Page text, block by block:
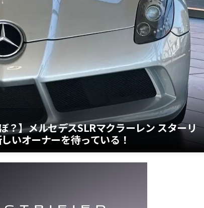
？】メルセデスSLRマクラーレン スターリ
いオーナーを待っている！